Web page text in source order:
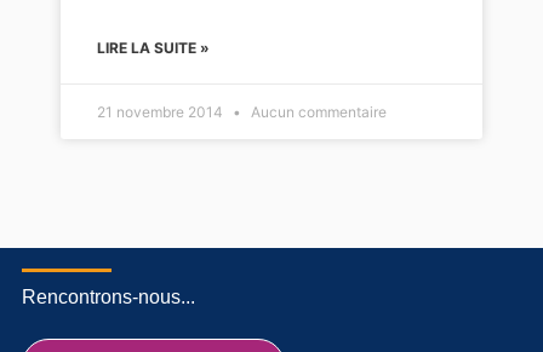
LIRE LA SUITE »
21 novembre 2014 Aucun commentaire
Rencontrons-nous...